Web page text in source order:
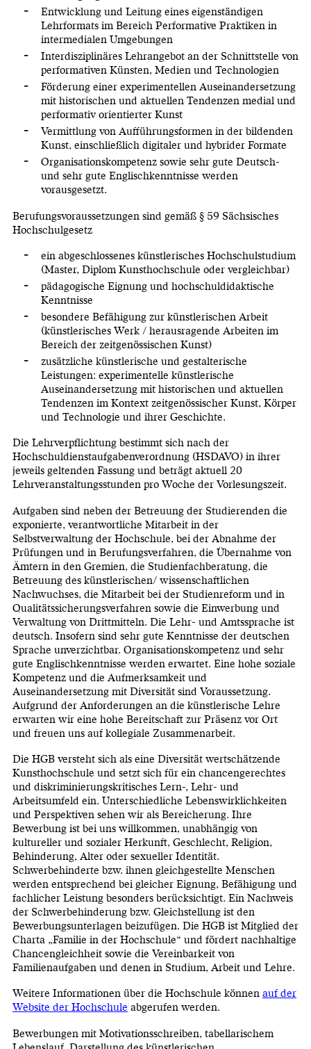
Entwicklung und Leitung eines eigenständigen
Lehrformats im Bereich Performative Praktiken in
intermedialen Umgebungen
Interdisziplinäres Lehrangebot an der Schnittstelle von
performativen Künsten, Medien und Technologien
Förderung einer experimentellen Auseinandersetzung
mit historischen und aktuellen Tendenzen medial und
performativ orientierter Kunst
Vermittlung von Aufführungsformen in der bildenden
Kunst, einschließlich digitaler und hybrider Formate
Organisationskompetenz sowie sehr gute Deutsch-
und sehr gute Englischkenntnisse werden
vorausgesetzt.
Berufungsvoraussetzungen sind gemäß § 59 Sächsisches
Hochschulgesetz
ein abgeschlossenes künstlerisches Hochschulstudium
(Master, Diplom Kunsthochschule oder vergleichbar)
pädagogische Eignung und hochschuldidaktische
Kenntnisse
besondere Befähigung zur künstlerischen Arbeit
(künstlerisches Werk / herausragende Arbeiten im
Bereich der zeitgenössischen Kunst)
zusätzliche künstlerische und gestalterische
Leistungen: experimentelle künstlerische
Auseinandersetzung mit historischen und aktuellen
Tendenzen im Kontext zeitgenössischer Kunst, Körper
und Technologie und ihrer Geschichte.
Die Lehrverpflichtung bestimmt sich nach der
Hochschuldienstaufgabenverordnung (HSDAVO) in ihrer
jeweils geltenden Fassung und beträgt aktuell 20
Lehrveranstaltungsstunden pro Woche der Vorlesungszeit.
Aufgaben sind neben der Betreuung der Studierenden die
exponierte, verantwortliche Mitarbeit in der
Selbstverwaltung der Hochschule, bei der Abnahme der
Prüfungen und in Berufungsverfahren, die Übernahme von
Ämtern in den Gremien, die Studienfachberatung, die
Betreuung des künstlerischen/ wissenschaftlichen
Nachwuchses, die Mitarbeit bei der Studienreform und in
Qualitätssicherungsverfahren sowie die Einwerbung und
Verwaltung von Drittmitteln. Die Lehr- und Amtssprache ist
deutsch. Insofern sind sehr gute Kenntnisse der deutschen
Sprache unverzichtbar. Organisationskompetenz und sehr
gute Englischkenntnisse werden erwartet. Eine hohe soziale
Kompetenz und die Aufmerksamkeit und
Auseinandersetzung mit Diversität sind Voraussetzung.
Aufgrund der Anforderungen an die künstlerische Lehre
erwarten wir eine hohe Bereitschaft zur Präsenz vor Ort
und freuen uns auf kollegiale Zusammenarbeit.
Die HGB versteht sich als eine Diversität wertschätzende
Kunsthochschule und setzt sich für ein chancengerechtes
und diskriminierungskritisches Lern-, Lehr- und
Arbeitsumfeld ein. Unterschiedliche Lebenswirklichkeiten
und Perspektiven sehen wir als Bereicherung. Ihre
Bewerbung ist bei uns willkommen, unabhängig von
kultureller und sozialer Herkunft, Geschlecht, Religion,
Behinderung, Alter oder sexueller Identität.
Schwerbehinderte bzw. ihnen gleichgestellte Menschen
werden entsprechend bei gleicher Eignung, Befähigung und
fachlicher Leistung besonders berücksichtigt. Ein Nachweis
der Schwerbehinderung bzw. Gleichstellung ist den
Bewerbungsunterlagen beizufügen. Die HGB ist Mitglied der
Charta „Familie in der Hochschule“ und fördert nachhaltige
Chancengleichheit sowie die Vereinbarkeit von
Familienaufgaben und denen in Studium, Arbeit und Lehre.
Weitere Informationen über die Hochschule können auf der
Website der Hochschule abgerufen werden.
Bewerbungen mit Motivationsschreiben, tabellarischem